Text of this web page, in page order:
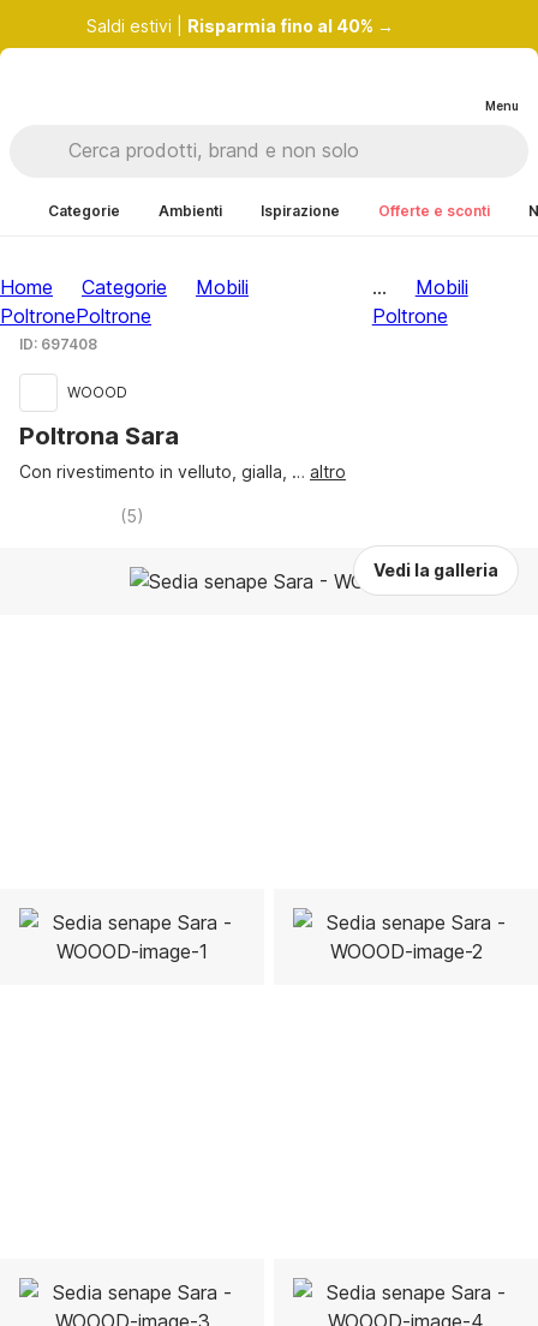
Saldi estivi | Risparmia fino al 40% →
Menu
Categorie Ambienti Ispirazione Offerte e sconti
Home Categorie
Mobili
PoltronePoltrone
...
Mobili
Poltrone
Vedi la galleria
ID: 697408
WOOOD
Poltrona Sara
Con rivestimento in velluto, gialla , … altro
(5)